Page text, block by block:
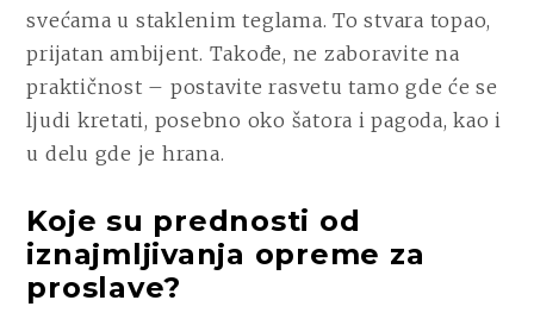
svećama u staklenim teglama. To stvara topao,
prijatan ambijent. Takođe, ne zaboravite na
praktičnost – postavite rasvetu tamo gde će se
ljudi kretati, posebno oko šatora i pagoda, kao i
u delu gde je hrana.
Koje su prednosti od
iznajmljivanja opreme za
proslave?